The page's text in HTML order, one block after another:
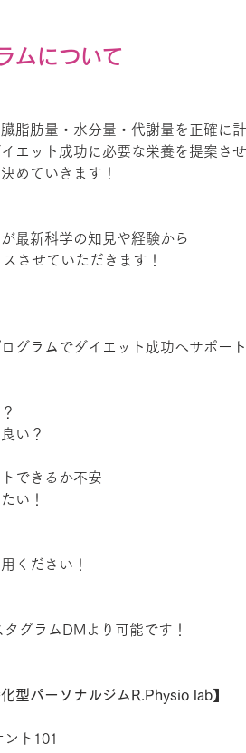
ムについて
脂肪量・水分量・代謝量を正確に
エット成功に必要な栄養を提案さ
めていきます！
最新科学の知見や経験から
させていただきます！
グラムでダイエット成功へサポー
い？
できるか不安
い！
ください！
グラムDMより可能です！
型パーソナルジムR.Physio lab】
ト101